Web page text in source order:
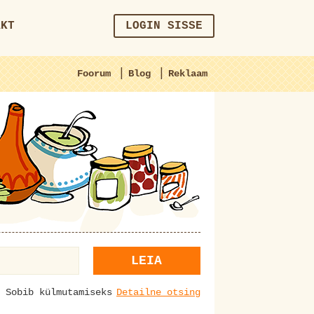
LOGIN SISSE
Foorum | Blog | Reklaam
LEIA
Sobib külmutamiseks Detailne otsing